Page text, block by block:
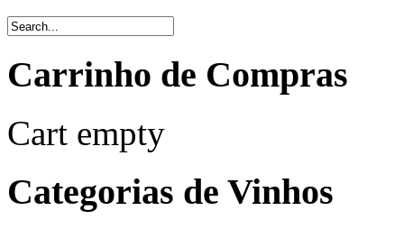
Carrinho de Compras
Cart empty
Categorias de Vinhos